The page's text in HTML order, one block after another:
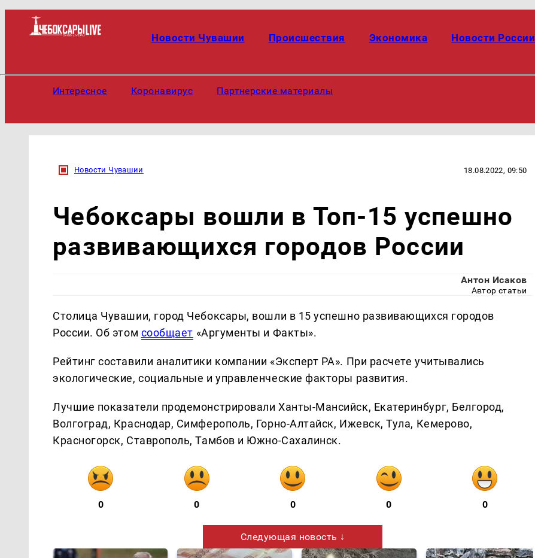
Новости Чувашии Происшествия Экономика Новости России
Интересное Коронавирус Партнерские материалы
Новости Чувашии 18.08.2022, 09:50
Чебоксары вошли в Топ-15 успешно
развивающихся городов России
Антон Исаков
Автор статьи
Столица Чувашии, город Чебоксары, вошли в 15 успешно развивающихся городов
России. Об этом сообщает «Аргументы и Факты».
Рейтинг составили аналитики компании «Эксперт РА». При расчете учитывались
экологические, социальные и управленческие факторы развития.
Лучшие показатели продемонстрировали Ханты-Мансийск, Екатеринбург, Белгород,
Волгоград, Краснодар, Симферополь, Горно-Алтайск, Ижевск, Тула, Кемерово,
Красногорск, Ставрополь, Тамбов и Южно-Сахалинск.
0 0 0 0 0
Следующая новость ↓